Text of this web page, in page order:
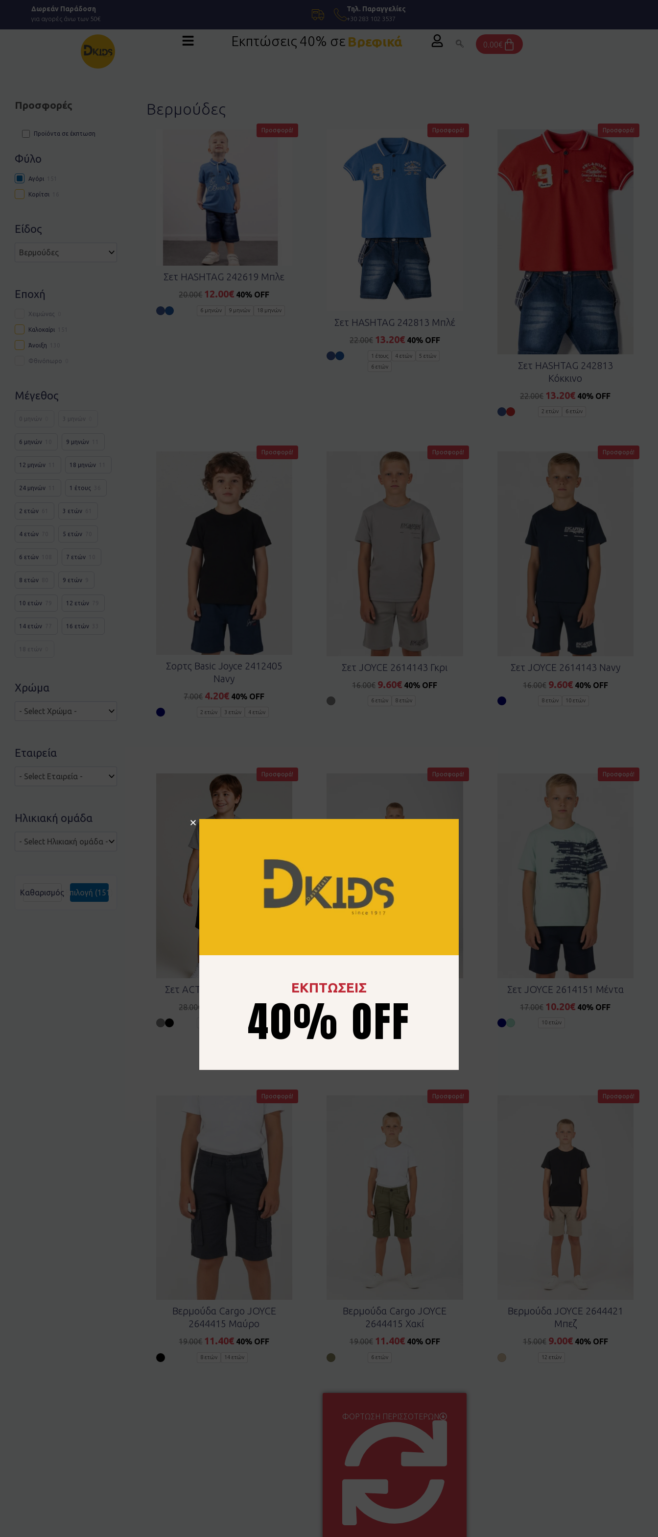
Μετάβαση
περιεχόμενο
Δωρεάν Παράδοση
για αγορές άνω των 50€
Τηλ. Παραγγελίες
+30 283 102 3537
Εκπτώσεις 40% σε 0.00€Cart
Προσφορές
Προϊόντα σε έκπτωση
Φύλο
Αγόρι
Κορίτσι
Είδος
Εποχή
Χειμώνας
Καλοκαίρι
Άνοιξη
Φθινόπωρο
Μέγεθος
0 μηνών 3 μηνών
6 μηνών 9 μηνών
12 μηνών 18 μηνών
24 μηνών 1 έτους
2 ετών 3 ετών
4 ετών 5 ετών
6 ετών 7 ετών
8 ετών 9 ετών
10 ετών 12 ετών
14 ετών 16 ετών
18 ετών
Χρώμα
Εταιρεία
Ηλικιακή ομάδα
Επιλογή (151)
Καθαρισμός
Βερμούδες
Προσφορά!
Σετ HASHTAG 242619 Μπλε
20.00€ 12.00€ 40% OFF
6 μηνών 9 μηνών 18 μηνών
Προσφορά!
Σετ HASHTAG 242813 Μπλέ
22.00€ 13.20€ 40% OFF
1 έτους 4 ετών
5 ετών
6 ετών
Προσφορά!
Σετ HASHTAG 242813
Κόκκινο
22.00€ 13.20€ 40% OFF
2 ετών 6 ετών
Προσφορά!
Σορτς Basic Joyce 2412405
Navy
7.00€ 4.20€ 40% OFF
2 ετών 3 ετών 4 ετών
Προσφορά!
Σετ JOYCE 2614143 Γκρι
16.00€ 9.60€ 40% OFF
6 ετών 8 ετών
Προσφορά!
Σετ JOYCE 2614143 Navy
16.00€ 9.60€ 40% OFF
8 ετών 10 ετών
Προσφορά!
Σετ ACTION 22610038 Γκρι
28.00€ 40% OFF
Προσφορά!
Σετ JOYCE 2614135 Άσπρο-
Πράσινο
10.80 €
Προσφορά!
Σετ JOYCE 2614151 Μέντα
17.00€ 10.20€ 40% OFF
10 ετών
Προσφορά!
Bερμούδα Cargo JOYCE
2644415 Μαύρο
19.00€ 11.40€ 40% OFF
8 ετών 14 ετών
Προσφορά!
Bερμούδα Cargo JOYCE
2644415 Χακί
19.00€ 11.40€ 40% OFF
6 ετών
Προσφορά!
Bερμούδα JOYCE 2644421
Μπεζ
15.00€ 9.00€ 40% OFF
12 ετών
ΦΌΡΤΩΣΗ ΠΕΡΙΣΣΌΤΕΡΩΝ
ΕΚΠΤΩΣΕΙΣ
40% OFF